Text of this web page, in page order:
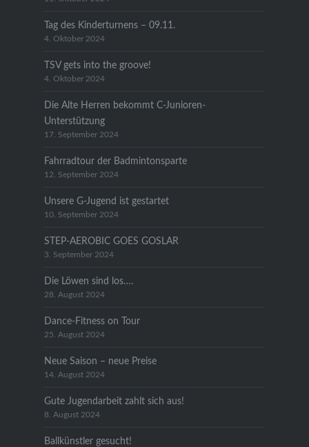
Tag des Kinderturnens – 09.11.
4. Oktober 2024
TSV gets into the groove!
4. Oktober 2024
Die Alte Herren bekommt C-Junioren-
Unterstützung
17. September 2024
Fahrradtour der Badmintonsparte
12. September 2024
Unsere G-Jugend ist gestartet
10. September 2024
STEP-AEROBIC GOES GOSLAR
3. September 2024
Die Löwen sind los….
28. August 2024
Dance-Fitness on Tour
25. August 2024
Neue Saison – neue Preise
14. August 2024
Gute Jugendarbeit zahlt sich aus!
8. August 2024
Ballkünstler gesucht!